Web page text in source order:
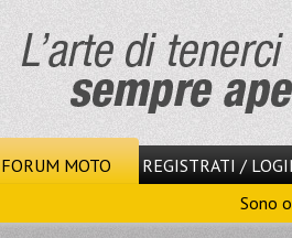
FORUM MOTO REGISTRATI /
Sono